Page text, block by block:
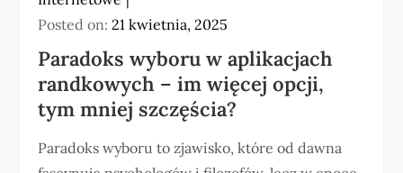
Posted on:21 kwietnia, 2025
Paradoks wyboru w aplikacjach
randkowych – im więcej opcji,
tym mniej szczęścia?
Paradoks wyboru to zjawisko, które od dawna